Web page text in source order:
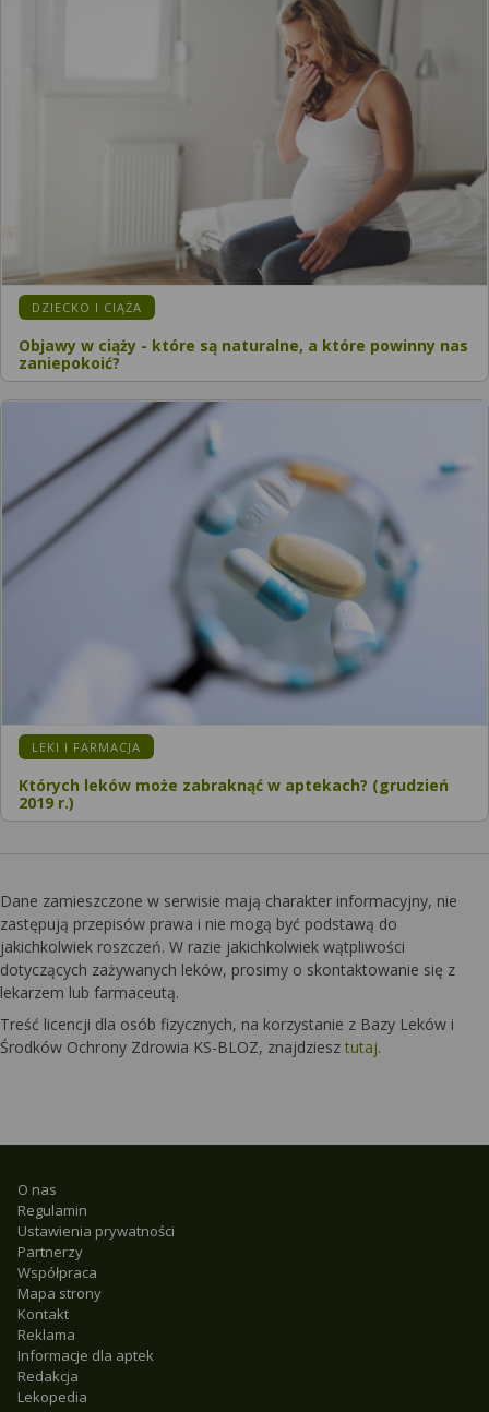
KATEGORIA:
DZIECKO I CIĄŻA
Objawy w ciąży - które są naturalne, a które powinny nas
zaniepokoić?
KATEGORIA:
LEKI I FARMACJA
Których leków może zabraknąć w aptekach? (grudzień
2019 r.)
Dane zamieszczone w serwisie mają charakter informacyjny, nie
zastępują przepisów prawa i nie mogą być podstawą do
jakichkolwiek roszczeń. W razie jakichkolwiek wątpliwości
dotyczących zażywanych leków, prosimy o skontaktowanie się z
lekarzem lub farmaceutą.
Treść licencji dla osób fizycznych, na korzystanie z Bazy Leków i
Środków Ochrony Zdrowia KS-BLOZ, znajdziesz tutaj.
O nas
Regulamin
Ustawienia prywatności
Partnerzy
Współpraca
Mapa strony
Kontakt
Reklama
Informacje dla aptek
Redakcja
Lekopedia